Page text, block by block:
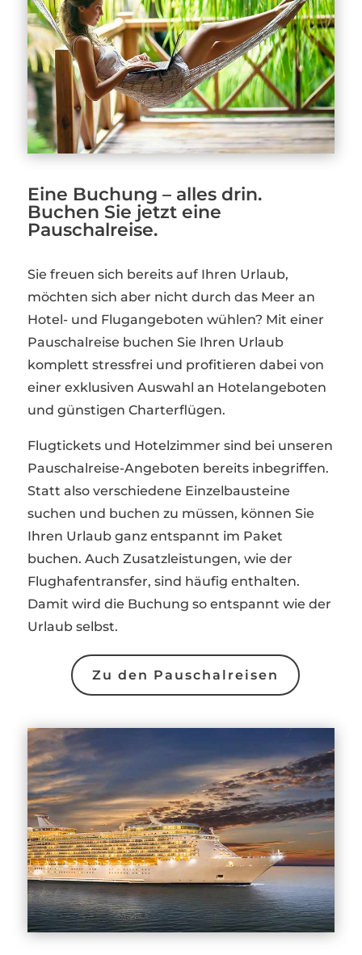
Eine Buchung – alles drin.
Buchen Sie jetzt eine
Pauschalreise.
Sie freuen sich bereits auf Ihren Urlaub,
möchten sich aber nicht durch das Meer an
Hotel- und Flugangeboten wühlen? Mit einer
Pauschalreise buchen Sie Ihren Urlaub
komplett stressfrei und profitieren dabei von
einer exklusiven Auswahl an Hotelangeboten
und günstigen Charterflügen.
Flugtickets und Hotelzimmer sind bei unseren
Pauschalreise-Angeboten bereits inbegriffen.
Statt also verschiedene Einzelbausteine
suchen und buchen zu müssen, können Sie
Ihren Urlaub ganz entspannt im Paket
buchen. Auch Zusatzleistungen, wie der
Flughafentransfer, sind häufig enthalten.
Damit wird die Buchung so entspannt wie der
Urlaub selbst.
Zu den Pauschalreisen